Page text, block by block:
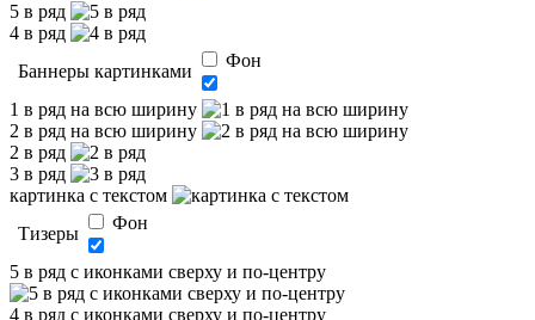
5 в ряд
4 в ряд
Баннеры картинками
Фон
1 в ряд на всю ширину
2 в ряд на всю ширину
2 в ряд
3 в ряд
картинка с текстом
Тизеры
Фон
5 в ряд с иконками сверху и по-центру
4 в ряд с иконками сверху и по-центру